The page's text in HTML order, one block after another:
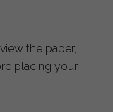
the paper,
placing your